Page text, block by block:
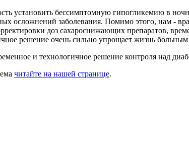
установить бессимптомную гипогликемию в
осложнений заболевания. Помимо этого, нам -
доз сахароснижающих препаратов,
решение очень сильно упрощает жизнь
и технологичное решение контроля над
читайте на нашей странице.